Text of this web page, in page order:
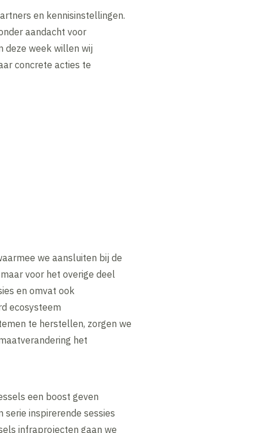
en kennisinstellingen.
aandacht voor
deze week willen wij
concrete acties te
we aansluiten bij de
voor het overige deel
en omvat ook
ecosysteem
te herstellen, zorgen we
het
een boost geven
inspirerende sessies
infraprojecten gaan we